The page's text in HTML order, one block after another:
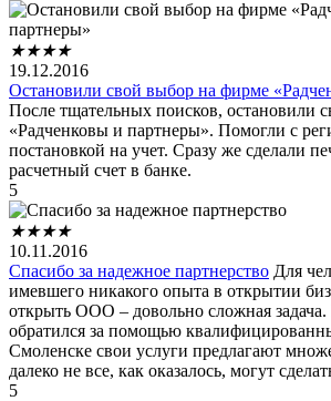
★★★★
19.12.2016
Остановили свой выбор на фирме
После тщательных поисков, остановили
«Радченковы и партнеры». Помогли с
постановкой на учет. Сразу же сделали
расчетный счет в банке.
5
★★★★
10.11.2016
Спасибо за надежное партнерство Для
имевшего никакого опыта в открытии
открыть ООО – довольно сложная
обратился за помощью
Смоленске свои услуги предлагают
далеко не все, как оказалось, могут
5